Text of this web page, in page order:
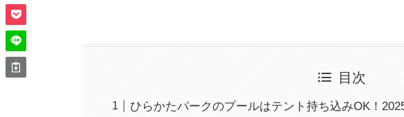
目次
ひらかたパークのプールはテント持ち込みOK！